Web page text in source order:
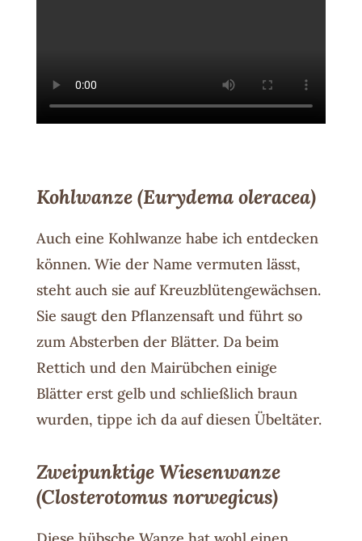
Kohlwanze(Eurydema oleracea)
Auch eine Kohlwanze habe ich entdecken
können. Wie der Name vermuten lässt,
steht auch sie auf Kreuzblütengewächsen.
Sie saugt den Pflanzensaft und führt so
zum Absterben der Blätter. Da beim
Rettich und den Mairübchen einige
Blätter erst gelb und schließlich braun
wurden, tippe ich da auf diesen Übeltäter.
Zweipunktige Wiesenwanze
(Closterotomus norwegicus)